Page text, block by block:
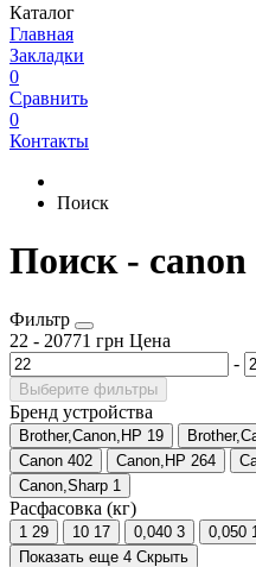
Каталог
Главная
Закладки
0
Сравнить
0
Контакты
Поиск
Поиск - canon
Фильтр
22 - 20771 грн Цена
-
Выберите фильтры
Бренд устройства
Brother,Canon,HP 19
Canon 402 Canon,HP 264
Canon,Sharp 1
Расфасовка (кг)
1 29 10 17 0,040 3 0,050 1
Показать еще 4 Скрыть